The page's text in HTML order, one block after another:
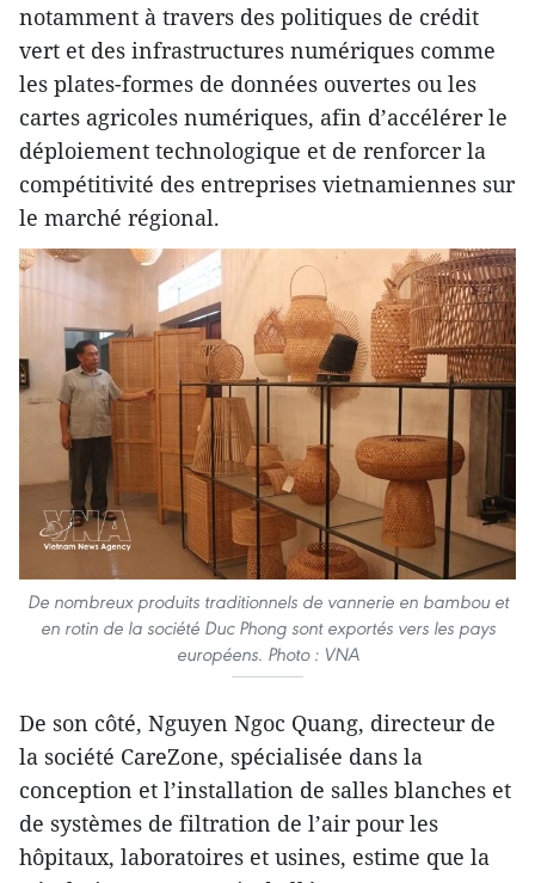
notamment à travers des politiques de crédit
vert et des infrastructures numériques comme
les plates-formes de données ouvertes ou les
cartes agricoles numériques, afin d’accélérer le
déploiement technologique et de renforcer la
compétitivité des entreprises vietnamiennes sur
le marché régional.
De nombreux produits traditionnels de vannerie en bambou et
en rotin de la société Duc Phong sont exportés vers les pays
européens. Photo : VNA
De son côté, Nguyen Ngoc Quang, directeur de
la société CareZone, spécialisée dans la
conception et l’installation de salles blanches et
de systèmes de filtration de l’air pour les
hôpitaux, laboratoires et usines, estime que la